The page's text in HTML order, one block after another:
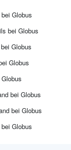
Globus
bei Globus
Globus
Globus
bei Globus
bei Globus
Globus